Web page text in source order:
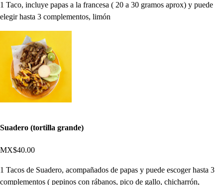
1 Taco, incluye papas a la francesa ( 20 a 30 gramos aprox) y puede
elegir hasta 3 complementos, limón
Suadero (tortilla grande)
MX$40.00
1 Tacos de Suadero, acompañados de papas y puede escoger hasta 3
complementos ( pepinos con rábanos, pico de gallo, chicharrón,